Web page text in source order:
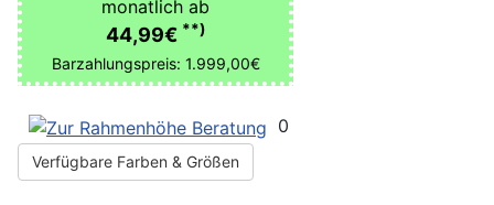
monatlich ab
44,99€ **)
Barzahlungspreis: 1.999,00€
0
Verfügbare Farben & Größen